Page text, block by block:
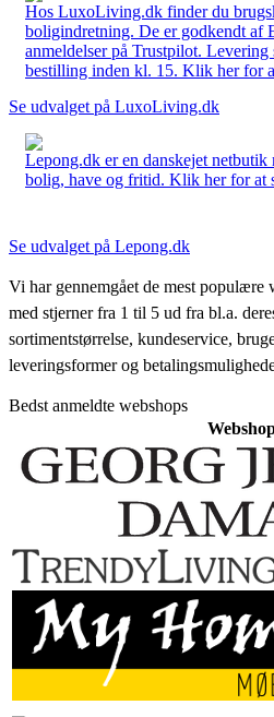
Hos LuxoLiving.dk finder du
boligindretning. De er godkendt af
anmeldelser på Trustpilot. Levering
bestilling inden kl. 15. Klik her for
Se udvalget på LuxoLiving.dk
Lepong.dk er en danskejet
bolig, have og fritid. Klik her for at
Se udvalget på Lepong.dk
Vi har gennemgået de mest populære
med stjerner fra 1 til 5 ud fra bl.a.
sortimentstørrelse, kundeservice,
leveringsformer og
Bedst anmeldte webshops